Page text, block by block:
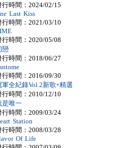
行時間：2024/02/15
Last Kiss
行時間：2021/03/10
行時間：2020/05/08
戀
行時間：2018/06/27
行時間：2016/09/30
軍全紀錄Vol.2新歌+精選
行時間：2010/12/10
是唯一
行時間：2009/03/24
Station
行時間：2008/03/28
Of Life